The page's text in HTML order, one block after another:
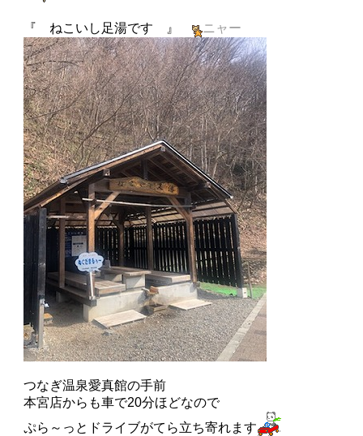
『 ねこいし足湯です 』 ニャー
つなぎ温泉愛真館の手前
本宮店からも車で20分ほどなので
ぷら～っとドライブがてら立ち寄れます